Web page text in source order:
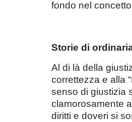
fondo nel
Storie di
Al di là della
correttezza e alla
senso di giustizia
clamorosamente
diritti e doveri si